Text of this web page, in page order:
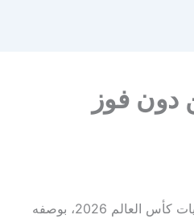
من دون فوز
تفاءلت الجماهير العربية كثيرًا ببلوغ ثمانية منتخبات عربية إلى نهائيات كأس العالم 2026، بوصفه